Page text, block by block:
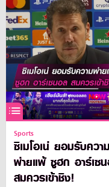
Sports
ซิเมโอเน่ ยอมรับความ
พ่ายแพ้ ซูฮก อาร์เซนอล
สมควรเข้าชิง!